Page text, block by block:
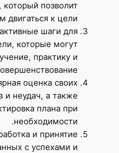
который позволит
двигаться к цели.
шаги для
которые могут
практику и
оценка своих
и неудач, а также
плана при
необходимости.
и принятие
с успехами и